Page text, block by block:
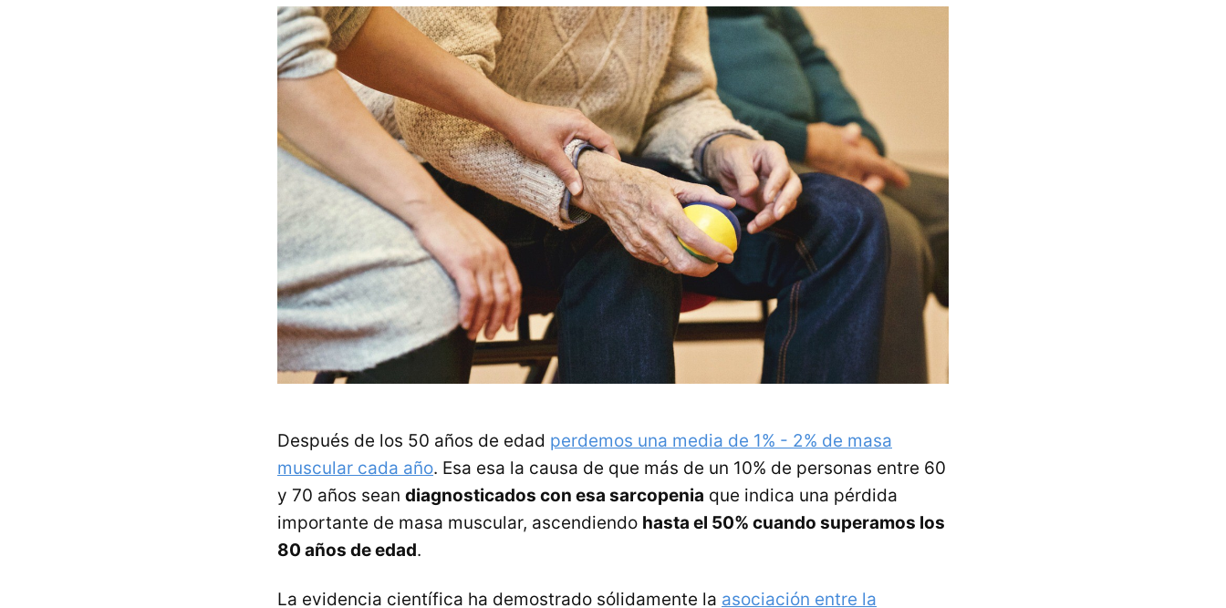
Después de los 50 años de edad perdemos una media de 1% - 2% de masa
muscular cada año. Esa esa la causa de que más de un 10% de personas entre 60
y 70 años sean diagnosticados con esa sarcopenia que indica una pérdida
importante de masa muscular, ascendiendo hasta el 50% cuando superamos los
80 años de edad.
La evidencia científica ha demostrado sólidamente la asociación entre la